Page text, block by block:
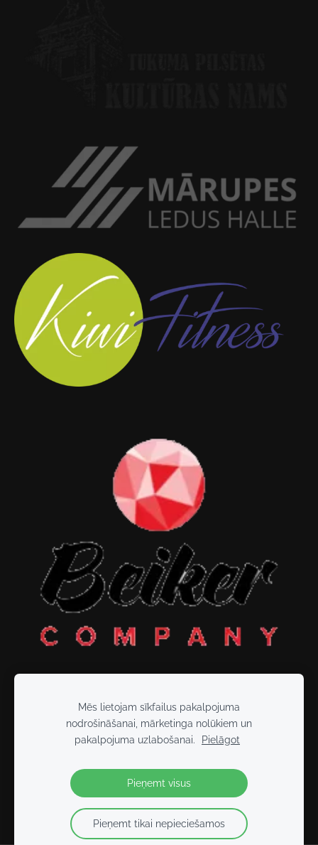
Sīkdatnes
2026 BEIKER FITNESS- Tikai kopā varam vairāk!
Mēs lietojam sīkfailus pakalpojuma
nodrošināšanai, mārketinga nolūkiem un
pakalpojuma uzlabošanai.
Pielāgot
Pieņemt visus
Pieņemt tikai nepieciešamos